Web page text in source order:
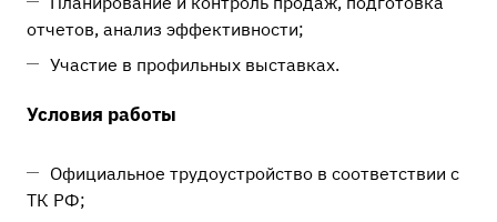
отчетов, анализ эффективности;
Участие в профильных выставках.
Условия работы
Официальное трудоустройство в соответствии с
ТК РФ;